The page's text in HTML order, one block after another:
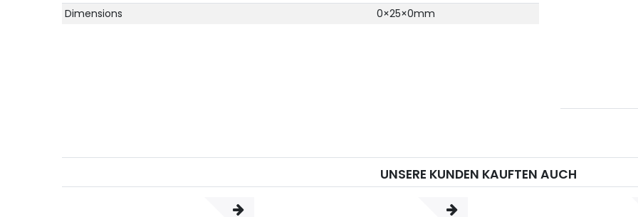
Dimensions
0×25×0mm
UNSERE KUNDEN KAUFTEN AUCH